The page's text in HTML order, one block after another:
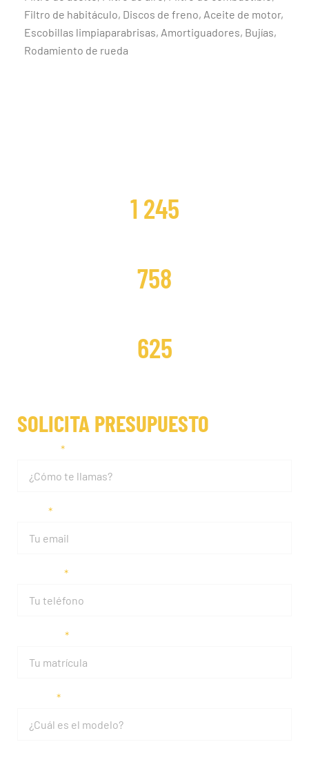
Filtro de habitáculo, Discos de freno, Aceite de motor,
Escobillas limpiaparabrisas, Amortiguadores, Bujías,
Rodamiento de rueda
SOLICITA PRESUPUESTO
1 245
758
625